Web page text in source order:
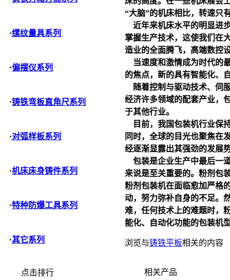
·缧纹量具系列
·偏摆仪系列
·铸铁弯板直角尺系列
·对弧样板系列
·机床床身铸件系列
·特种防爆工具系列
·其它系列
点击排行
“大脑”的机床相比，转速只
近年来机床水平的明显进
掌握生产技术，这使我们在
造业的全面腾飞，高端数控
当速度和激情成为时代的
的焦点，新的具有智能化、
随着控制与驱动技术、伺
经济许多领域的配套产业，
于其他行业。
目前，我国包装机行业保
同时，全球的目光也聚焦在
经逐渐显露出其强劲的发展
包装是企业生产中最后一
来说是至关重要的。粉剂包
粉剂包装机在面临愈加严格
动，努力弥补自身的不足。
难，任何技术上的难题时，
能化、自动化功能的包装机
浏览与铸铁平板相关的内容
相关产品